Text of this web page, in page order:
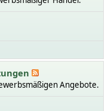
Angebote.